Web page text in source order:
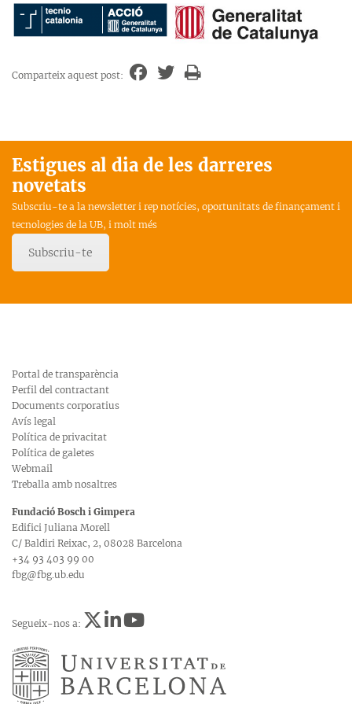
Comparteix aquest post:
Estigues al dia de les darreres
novetats
Subscriu-te a la newsletter i rep notícies, oportunitats de finançament i
tecnologies de la UB, i molt més
Subscriu-te
Portal de transparència
Perfil del contractant
Documents corporatius
Avís legal
Política de privacitat
Política de galetes
Webmail
Treballa amb nosaltres
Fundació Bosch i Gimpera
Edifici Juliana Morell
C/ Baldiri Reixac, 2, 08028 Barcelona
+34 93 403 99 00
fbg@fbg.ub.edu
Segueix-nos a: